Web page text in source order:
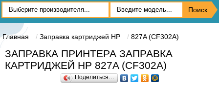
Главная Заправка картриджей HP 827A (CF302A)
ЗАПРАВКА ПРИНТЕРА ЗАПРАВКА
КАРТРИДЖЕЙ HP 827A (CF302A)
Поделиться…